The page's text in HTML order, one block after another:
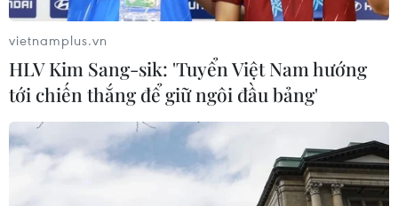
vietnamplus.vn
HLV Kim Sang-sik: 'Tuyển Việt Nam hướng
tới chiến thắng để giữ ngôi đầu bảng'